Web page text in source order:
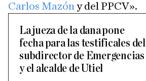
Carlos Mazón y del PPCV».
La jueza de la dana pone
fecha para las testificales del
subdirector de Emergencias
y el alcalde de Utiel